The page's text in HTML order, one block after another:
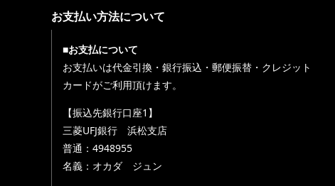
お支払い方法について
■お支払について
お支払いは代金引換・銀行振込・郵便振替・クレジット
カードがご利用頂けます。
【振込先銀行口座1】
三菱UFJ銀行 浜松支店
普通：4948955
名義：オカダ ジュン